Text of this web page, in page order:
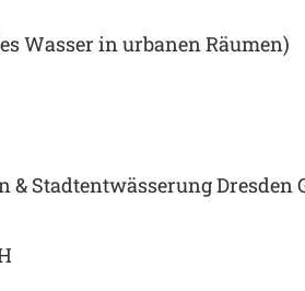
Wasser in urbanen Räumen)
& Stadtentwässerung Dresden